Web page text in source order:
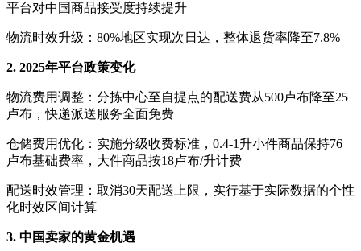
平台对中国商品接受度持续提升
物流时效升级： 80%地区实现次日达，整体退货率降至7.8%
2. 2025年平台政策变化
物流费用调整：分拣中心至自提点的配送费从500卢布降至25
卢布，快递派送服务全面免费
仓储费用优化：实施分级收费标准， 0.4-1升小件商品保持76
卢布基础费率，大件商品按18卢布/升计费
配送时效管理：取消30天配送上限，实行基于实际数据的个性
化时效区间计算
3. 中国卖家的黄金机遇